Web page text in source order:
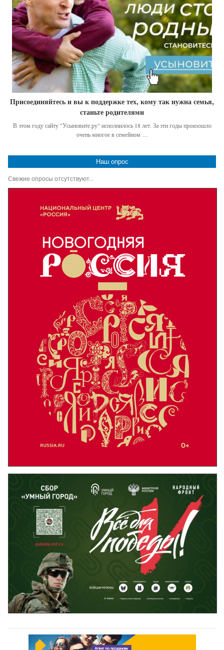
Присоединяйтесь и вы к поддержке тех, кому так нужна семья,
станьте родителями
В этом году сайту "Усыновите.ру" исполнилось 18 лет. За эти годы произошло
очень многое в семейном …
Наш опрос
Свежие опросы отсутствуют...